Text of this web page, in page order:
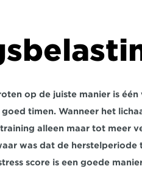
op de juiste manier is
timen. Wanneer het
alleen maar tot meer
was dat de
score is een goede